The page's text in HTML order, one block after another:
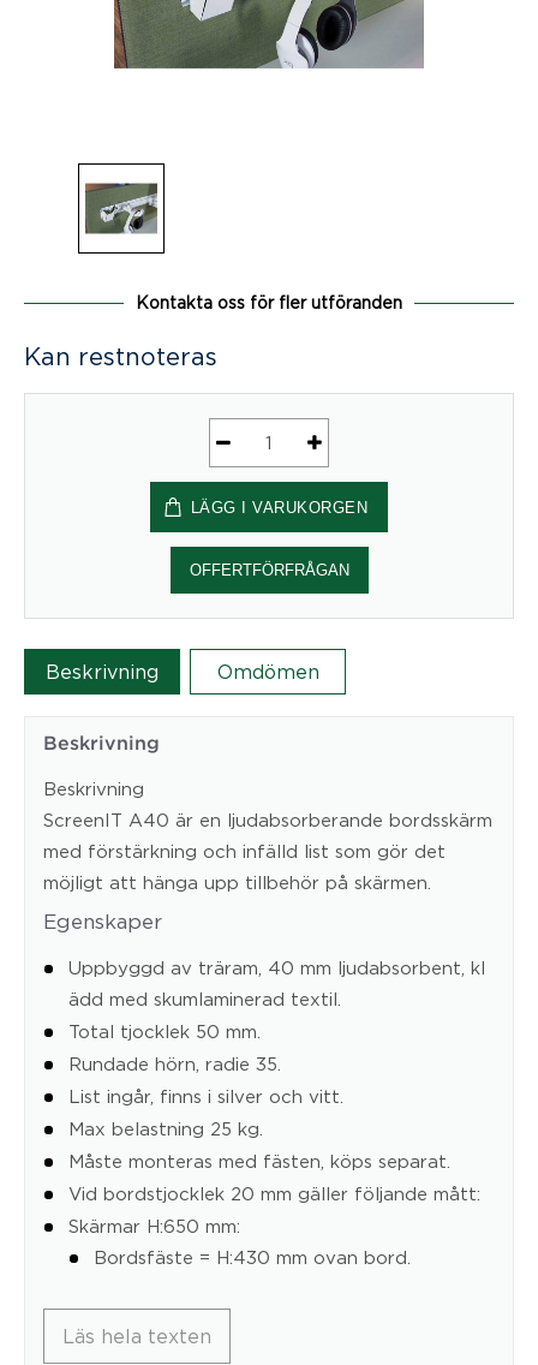
Kontakta oss för fler utföranden
Kan restnoteras
ScreenIT
A40
med
infälld
list
mängd
LÄGG I VARUKORGEN
OFFERTFÖRFRÅGAN
Beskrivning Omdömen
Beskrivning
Beskrivning
ScreenIT A40 är en ljudabsorberande bordsskärm
med förstärkning och infälld list som gör det
möjligt att hänga upp tillbehör på skärmen.
Egenskaper
Uppbyggd av träram, 40 mm ljudabsorbent, kl
ädd med skumlaminerad textil.
Total tjocklek 50 mm.
Rundade hörn, radie 35.
List ingår, finns i silver och vitt.
Max belastning 25 kg.
Måste monteras med fästen, köps separat.
Vid bordstjocklek 20 mm gäller följande mått:
Skärmar H:650 mm:
Bordsfäste = H:430 mm ovan bord.
Läs hela texten